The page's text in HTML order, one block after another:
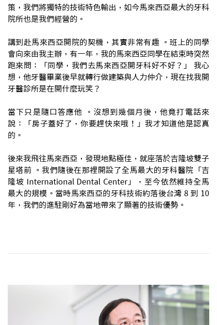
策，我們將獨特的技術特色輸出，如今馬來西亞最大的牙科
院所也是我們經營的。
講到赴馬來西亞開院的契機，其實非常有趣 。班上的同學
會向來由我主辦，有一年，我的馬來西亞同學在結束時突然
跑來問：「同學，我們去馬來西亞開牙科好不好？」 我心
想，他牙醫畢業後早就轉行做建築與人力仲介，現在找我開
牙醫診所是在開什麼玩笑？
當下只是隨口答應他 。沒想到幾個月後，他竟打電話來
說：「房子蓋好了，你要趕快來哦！」我才知道他是認真
的。
後來我飛往馬來西亞，發現地點極佳，就座落於吉隆坡雙子
星塔前 。我們隨後在那裡開設了全馬最大的牙科醫院「吉
隆坡 International Dental Center」，至今依然維持全馬
最大的規模。當時馬來西亞的牙科技術約落後台灣 8 到 10
年，我們的進駐剛好為當地帶來了顯著的技術優勢。